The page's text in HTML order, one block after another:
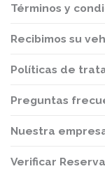
Términos y
Recibimos su
Políticas de
Preguntas
Nuestra
Verificar Reserva